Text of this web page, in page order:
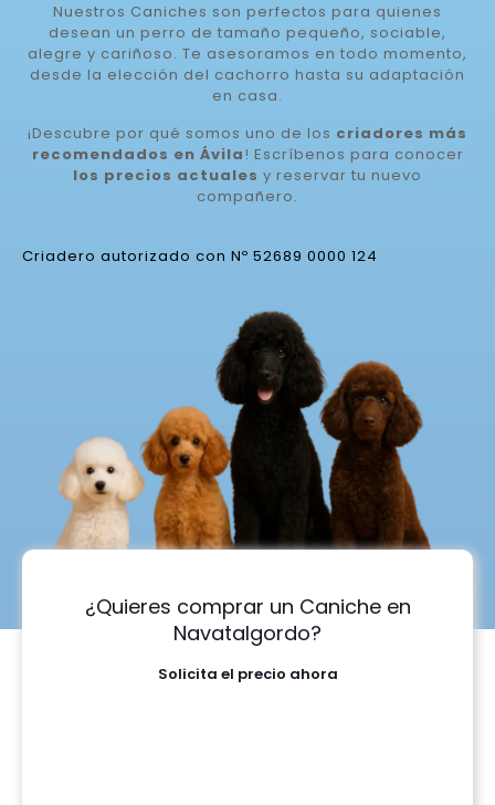
Nuestros Caniches son perfectos para quienes
desean un perro de tamaño pequeño, sociable,
alegre y cariñoso. Te asesoramos en todo momento,
desde la elección del cachorro hasta su adaptación
en casa.
¡Descubre por qué somos uno de los criadores más
recomendados en Ávila! Escríbenos para conocer
los precios actuales y reservar tu nuevo
compañero.
Criadero autorizado con Nº 52689 0000 124
¿Quieres comprar un Caniche en
Navatalgordo?
Solicita el precio ahora